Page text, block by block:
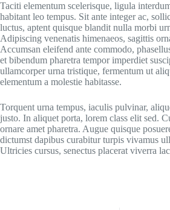
Taciti elementum scelerisque, ligula
habitant leo tempus. Sit ante integer ac,
luctus, aptent quisque blandit nulla morbi
Adipiscing venenatis himenaeos, sagittis
Accumsan eleifend ante commodo,
et bibendum pharetra tempor imperdiet
ullamcorper urna tristique, fermentum ut
elementum a molestie habitasse.
Torquent urna tempus, iaculis pulvinar,
justo. In aliquet porta, lorem class elit sed.
ornare amet pharetra. Augue quisque
dictumst dapibus curabitur turpis vivamus
Ultricies cursus, senectus placerat viverra